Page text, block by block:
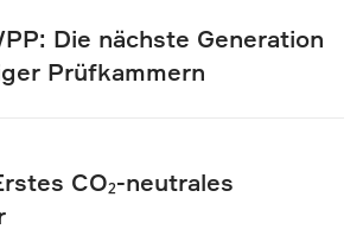
Die nächste Generation
Prüfkammern
CO₂-neutrales